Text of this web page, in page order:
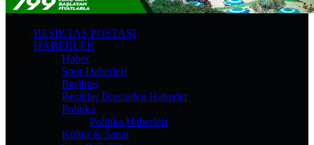
BEŞIKTAŞ POSTASI
HABERLER
Haber
Spor Haberleri
Beşiktaş
Beşiktaş İlçesinden Haberler
Politika
Politika Haberleri
Kültür & Sanat